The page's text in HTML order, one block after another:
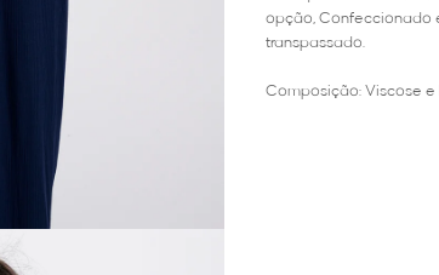
opção, Confeccionado
transpassado.
Composição: Viscose e